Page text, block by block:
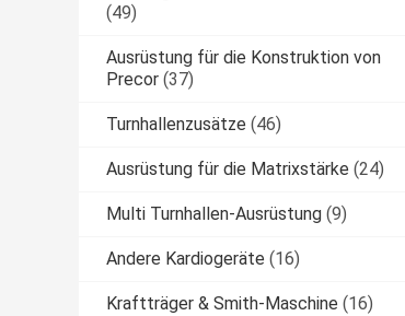
(49)
Ausrüstung für die Konstruktion von
Precor (37)
Turnhallenzusätze (46)
Ausrüstung für die Matrixstärke (24)
Multi Turnhallen-Ausrüstung (9)
Andere Kardiogeräte (16)
Kraftträger & Smith-Maschine (16)